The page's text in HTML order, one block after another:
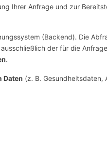
Ihrer Anfrage und zur
(Backend). Die
der für die
.
Daten (z. B. Gesundheitsdaten,